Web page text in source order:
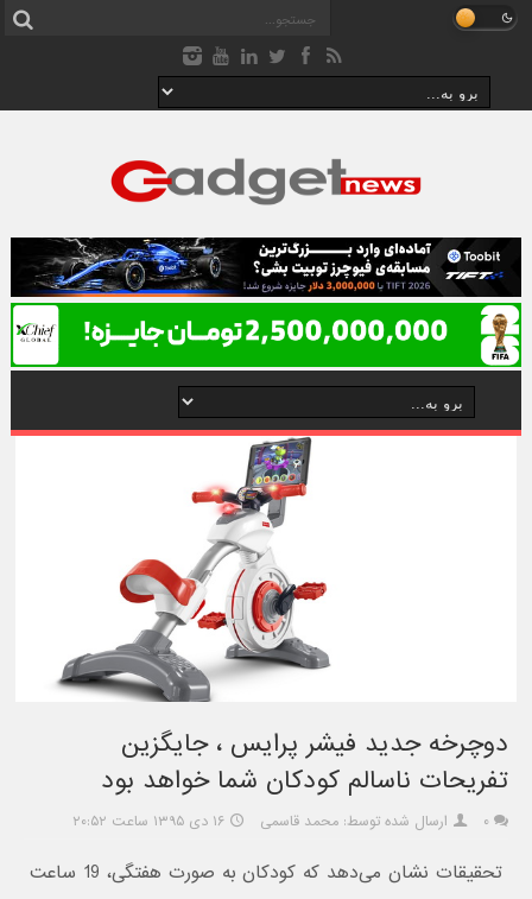
دوچرخه جدید فیشر پرایس ، جایگزین
تفریحات ناسالم کودکان شما خواهد بود
۰ ارسال شده توسط: محمد قاسمی ۱۶ دی ۱۳۹۵ ساعت ۲۰:۵۲
تحقیقات نشان می‌دهد که کودکان به صورت هفتگی، 19 ساعت